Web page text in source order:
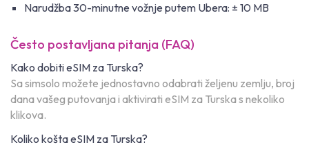
Narudžba 30-minutne vožnje putem Ubera: ± 10 MB
Često postavljana pitanja (FAQ)
Kako dobiti eSIM za Turska?
Sa simsolo možete jednostavno odabrati željenu zemlju, broj
dana vašeg putovanja i aktivirati eSIM za Turska s nekoliko
klikova.
Koliko košta eSIM za Turska?